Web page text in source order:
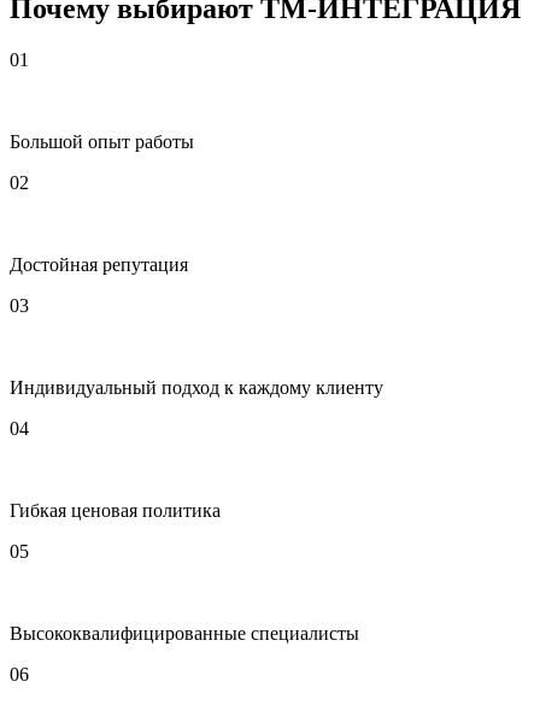
Почему выбирают ТМ-ИНТЕГРАЦИЯ
01
Большой опыт работы
02
Достойная репутация
03
Индивидуальный подход к каждому клиенту
04
Гибкая ценовая политика
05
Высококвалифицированные специалисты
06